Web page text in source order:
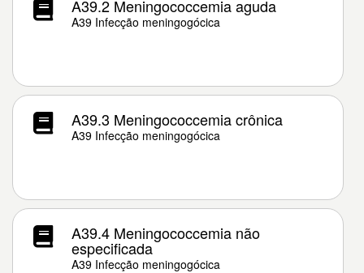
A39.2 Meningococcemia aguda
A39 Infecção meningogócica
A39.3 Meningococcemia crônica
A39 Infecção meningogócica
A39.4 Meningococcemia não
especificada
A39 Infecção meningogócica